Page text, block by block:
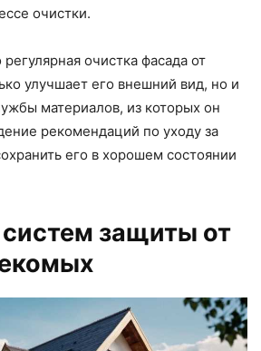
очистки.
очистка фасада от
улучшает его внешний вид, но и
материалов, из которых он
рекомендаций по уходу за
его в хорошем состоянии
систем защиты от